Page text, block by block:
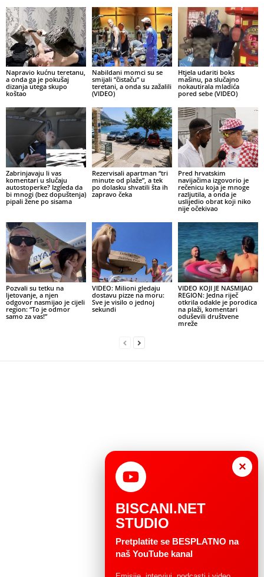
Napravio kućnu teretanu,
a onda ga je pokušaj
dizanja utega skupo
koštao
Nabildani momci su se
smijali “čistaču” u
teretani, a onda su zažalili
(VIDEO)
Htjela udariti boks
mašinu, pa slučajno
nokautirala mladića
pored sebe (VIDEO)
Zabrinjavaju li vas
komentari u slučaju
autostoperke? Izgleda da
bi mnogi (bez dopuštenja)
pipali žene po sisama
Rezervisali apartman “tri
minute od plaže”, a tek
po dolasku shvatili šta ih
zapravo čeka
Pred hrvatskim
navijačima izgovorio je
rečenicu koja je mnoge
razljutila, a onda je
uslijedio obrat koji niko
nije očekivao
Pozvali su tetku na
ljetovanje, a njen
odgovor nasmijao je cijeli
region: “To je odmor
samo za vas!”
VIDEO: Milioni gledaju
dostavu pizze na moru:
Sve je visilo o jednoj
sekundi
VIDEO KOJI JE NASMIJAO
REGION: Jedna riječ
otkrila odakle je porodica
na plaži, komentari
oduševili društvene
mreže
×
BISCANI.NET
STUDIO
Pretplatite se BESPLATNO na
naš YouTube kanal